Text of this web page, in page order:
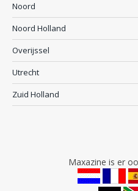
Noord
Noord Holland
Overijssel
Utrecht
Zuid Holland
Maxazine is er